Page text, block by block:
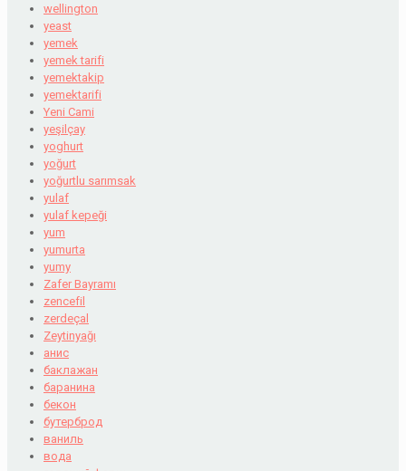
wellington
yeast
yemek
yemek tarifi
yemektakip
yemektarifi
Yeni Cami
yeşilçay
yoghurt
yoğurt
yoğurtlu sarımsak
yulaf
yulaf kepeği
yum
yumurta
yumy
Zafer Bayramı
zencefil
zerdeçal
Zeytinyağı
анис
баклажан
баранина
бекон
бутерброд
ваниль
вода